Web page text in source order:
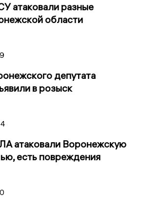
атаковали разные
области
депутата
в розыск
атаковали Воронежскую
есть повреждения